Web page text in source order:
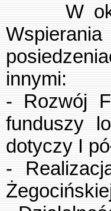
W
innymi:
- Rozwój
funduszy
dotyczy I
-